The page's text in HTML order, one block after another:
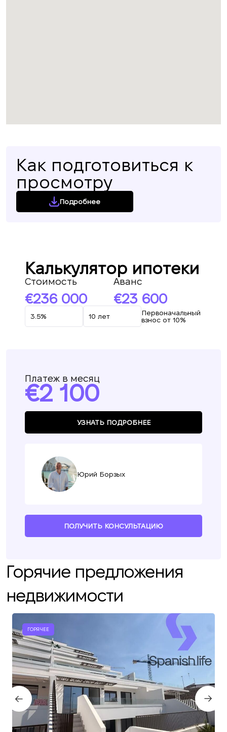
Как подготовиться к
просмотру
Подробнее
Калькулятор ипотеки
Стоимость
236 000
Аванс
23 600
Первоначальный
взнос от 10%
Платеж в месяц
2 100
УЗНАТЬ ПОДРОБНЕЕ
Юрий Борзых
ПОЛУЧИТЬ КОНСУЛЬТАЦИЮ
Горячие предложения
недвижимости
ГОРЯЧЕЕ
Мы вам перезвоним
Оставьте ваши контактные данные и мы